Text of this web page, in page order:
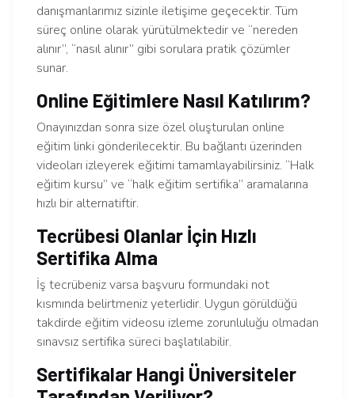
danışmanlarımız sizinle iletişime geçecektir. Tüm
süreç online olarak yürütülmektedir ve “nereden
alınır”, “nasıl alınır” gibi sorulara pratik çözümler
sunar.
Online Eğitimlere Nasıl Katılırım?
Onayınızdan sonra size özel oluşturulan online
eğitim linki gönderilecektir. Bu bağlantı üzerinden
videoları izleyerek eğitimi tamamlayabilirsiniz. “Halk
eğitim kursu” ve “halk eğitim sertifika” aramalarına
hızlı bir alternatiftir.
Tecrübesi Olanlar İçin Hızlı
Sertifika Alma
İş tecrübeniz varsa başvuru formundaki not
kısmında belirtmeniz yeterlidir. Uygun görüldüğü
takdirde eğitim videosu izleme zorunluluğu olmadan
sınavsız sertifika süreci başlatılabilir.
Sertifikalar Hangi Üniversiteler